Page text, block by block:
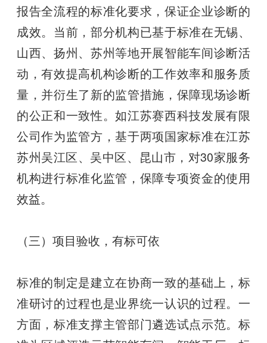
报告全流程的标准化要求，保证企业诊断的
成效。当前，部分机构已基于标准在无锡、
山西、扬州、苏州等地开展智能车间诊断活
动，有效提高机构诊断的工作效率和服务质
量，并衍生了新的监管措施，保障现场诊断
的公正和一致性。如江苏赛西科技发展有限
公司作为监管方，基于两项国家标准在江苏
苏州吴江区、吴中区、昆山市，对30家服务
机构进行标准化监管，保障专项资金的使用
效益。
（三）项目验收，有标可依
标准的制定是建立在协商一致的基础上，标
准研讨的过程也是业界统一认识的过程。一
方面，标准支撑主管部门遴选试点示范。标